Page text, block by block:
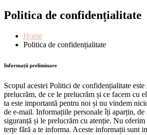
Politica de confidențialitate
Home
Politica de confidențialitate
Informații preliminare
Scopul acestei Politici de confidențialitate
prelucrăm, de ce le prelucrăm și ce facem cu
ta este importantă pentru noi și nu vindem
de e-mail. Informațiile personale îți aparțin, de
siguranță și le prelucrăm cu atenție. Nu
terțe fără a te informa. Aceste informații sunt